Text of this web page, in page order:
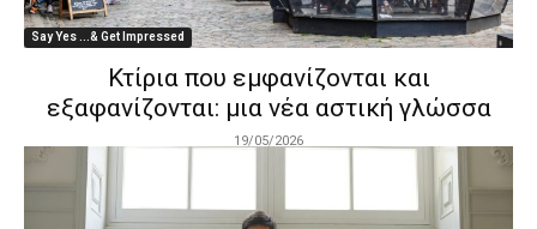
Say Yes ...& Get Impressed
Κτίρια που εμφανίζονται και
εξαφανίζονται: μια νέα αστική γλώσσα
19/05/2026